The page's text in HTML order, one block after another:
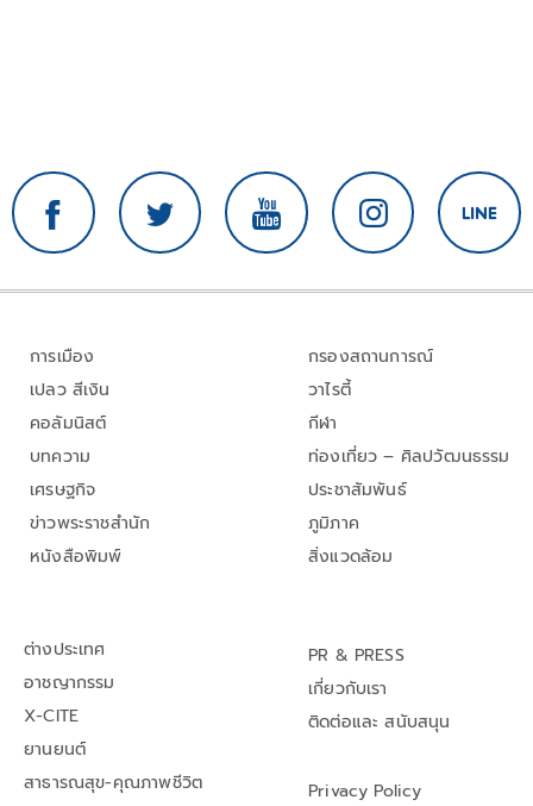
การเมือง
เปลว สีเงิน
คอลัมนิสต์
บทความ
เศรษฐกิจ
ข่าวพระราชสำนัก
หนังสือพิมพ์
กรองสถานการณ์
วาไรตี้
กีฬา
ท่องเที่ยว – ศิลปวัฒนธรรม
ประชาสัมพันธ์
ภูมิภาค
สิ่งแวดล้อม
ต่างประเทศ
อาชญากรรม
X-CITE
ยานยนต์
สาธารณสุข-คุณภาพชีวิต
PR & PRESS
เกี่ยวกับเรา
ติดต่อและ สนับสนุน
Privacy Policy